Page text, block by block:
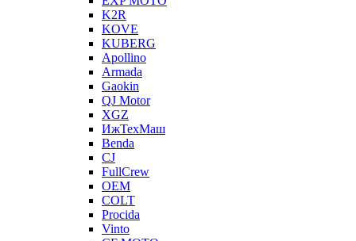
K2R
KOVE
KUBERG
Apollino
Armada
Gaokin
QJ Motor
XGZ
ИжТехМаш
Benda
CJ
FullCrew
OEM
COLT
Procida
Vinto